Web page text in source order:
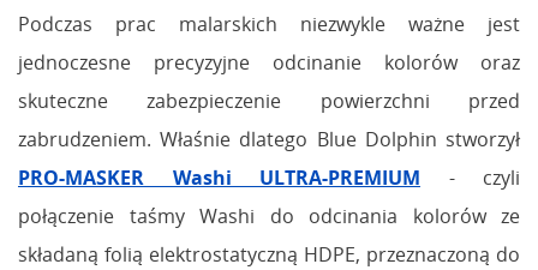
Podczas prac malarskich niezwykle ważne jest
jednoczesne precyzyjne odcinanie kolorów oraz
skuteczne zabezpieczenie powierzchni przed
zabrudzeniem. Właśnie dlatego Blue Dolphin stworzył
PRO-MASKER Washi ULTRA-PREMIUM - czyli
połączenie taśmy Washi do odcinania kolorów ze
składaną folią elektrostatyczną HDPE, przeznaczoną do